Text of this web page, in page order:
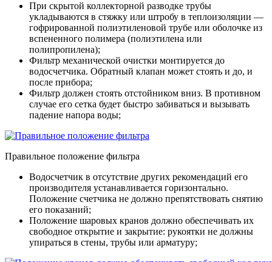
При скрытой коллекторной разводке трубы
укладываются в стяжку или штробу в теплоизоляции —
гофрированной полиэтиленовой трубе или оболочке из
вспененного полимера (полиэтилена или
полипропилена);
Фильтр механической очистки монтируется до
водосчетчика. Обратный клапан может стоять и до, и
после прибора;
Фильтр должен стоять отстойником вниз. В противном
случае его сетка будет быстро забиваться и вызывать
падение напора воды;
Правильное положение фильтра
Водосчетчик в отсутствие других рекомендаций его
производителя устанавливается горизонтально.
Положение счетчика не должно препятствовать снятию
его показаний;
Положение шаровых кранов должно обеспечивать их
свободное открытие и закрытие: рукоятки не должны
упираться в стены, трубы или арматуру;